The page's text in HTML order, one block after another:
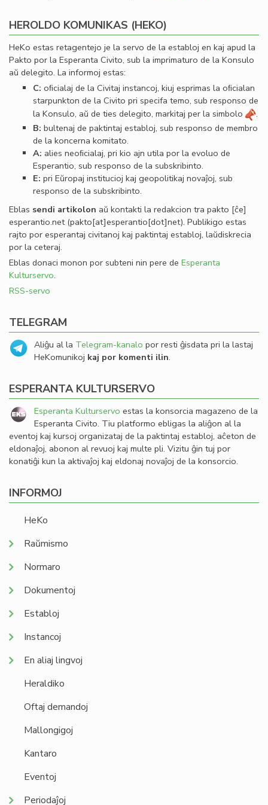
HEROLDO KOMUNIKAS (HEKO)
HeKo estas retagentejo je la servo de la establoj en kaj apud la
Pakto por la Esperanta Civito, sub la imprimaturo de la Konsulo
aŭ delegito. La informoj estas:
C: oﬁcialaj de la Civitaj instancoj, kiuj esprimas la oﬁcialan
starpunkton de la Civito pri specifa temo, sub responso de
la Konsulo, aŭ de ties delegito, markitaj per la simbolo
.
B: bultenaj de paktintaj establoj, sub responso de membro
de la koncerna komitato.
A: alies neoﬁcialaj, pri kio ajn utila por la evoluo de
Esperantio, sub responso de la subskribinto.
E: pri Eŭropaj institucioj kaj geopolitikaj novaĵoj, sub
responso de la subskribinto.
Eblas sendi artikolon aŭ kontakti la redakcion tra pakto [ĉe]
esperantio.net(pakto[at]esperantio[dot]net). Publikigo estas
rajto por esperantaj civitanoj kaj paktintaj establoj, laŭdiskrecia
por la ceteraj.
Eblas donaci monon por subteni nin pere de Esperanta
Kulturservo.
RSS-servo
TELEGRAM
Aliĝu al la Telegram-kanalo por resti ĝisdata pri la lastaj
HeKomunikoj kaj por komenti ilin.
ESPERANTA KULTURSERVO
Esperanta Kulturservo estas la konsorcia magazeno de la
Esperanta Civito. Tiu platformo ebligas la aliĝon al la
eventoj kaj kursoj organizataj de la paktintaj establoj, aĉeton de
eldonaĵoj, abonon al revuoj kaj multe pli. Vizitu ĝin tuj por
konatiĝi kun la aktivaĵoj kaj eldonaj novaĵoj de la konsorcio.
INFORMOJ
HeKo
Raŭmismo
Normaro
Dokumentoj
Establoj
Instancoj
En aliaj lingvoj
Heraldiko
Oftaj demandoj
Mallongigoj
Kantaro
Eventoj
Periodaĵoj